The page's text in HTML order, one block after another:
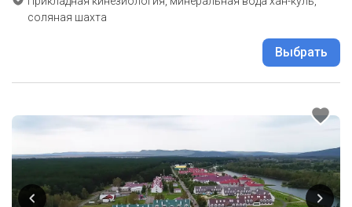
соляная шахта
Выбрать